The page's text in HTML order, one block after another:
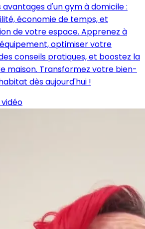
avantages d'un gym à domicile :
économie de temps, et
de votre espace. Apprenez à
optimiser votre
conseils pratiques, et boostez la
maison. Transformez votre bien-
dès aujourd'hui !